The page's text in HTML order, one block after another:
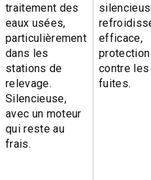
traitement des
eaux usées,
particulièrement
dans les
stations de
relevage.
Silencieuse,
avec un moteur
qui reste au
frais.
efficace,
protection
contre les
fuites.